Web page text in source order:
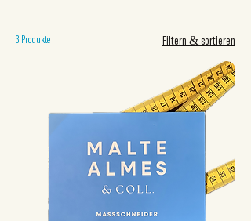
3 Produkte Filtern & sortieren